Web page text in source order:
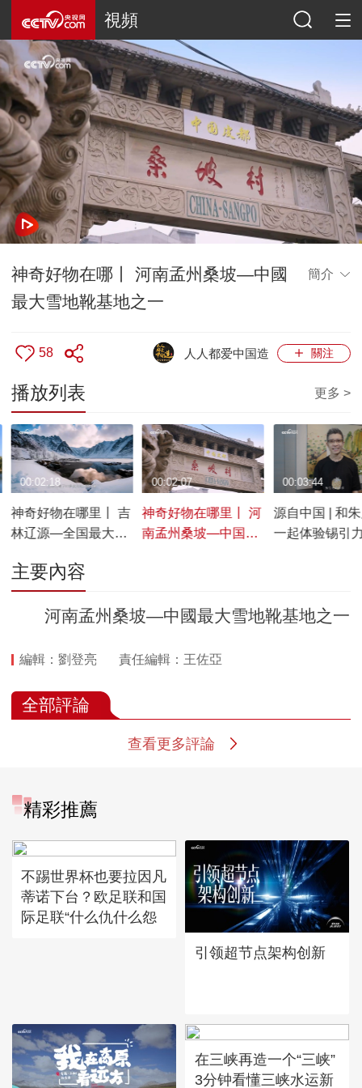
視頻
神奇好物在哪丨 河南孟州桑坡—中國
最大雪地靴基地之一
簡介
58 關注
人人都爱中国造
播放列表 更多 >
神奇好物在哪里丨 吉
林辽源—全国最大的
00:02:18
神奇好物在哪里丨 河
南孟州桑坡—中国最
00:02:07
源自中国 | 和
一起体验锡引
00:03:44
主要內容
河南孟州桑坡—中國最大雪地靴基地之一
編輯：劉登亮 責任編輯：王佐亞
全部評論
查看更多評論
精彩推薦
不踢世界杯也要拉因凡
蒂诺下台？欧足联和国
际足联“什么仇什么怨
引领超节点架构创新
在三峡再造一个“三峡”
3分钟看懂三峡水运新